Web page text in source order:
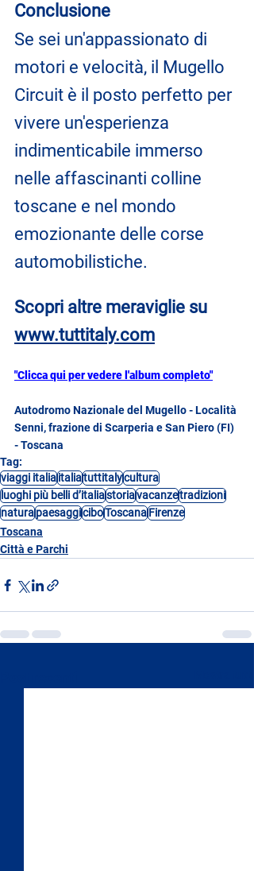
Conclusione
Se sei un'appassionato di
motori e velocità, il Mugello
Circuit è il posto perfetto per
vivere un'esperienza
indimenticabile immerso
nelle affascinanti colline
toscane e nel mondo
emozionante delle corse
automobilistiche.
Scopri altre meraviglie su
www.tuttitaly.com
"Clicca qui per vedere l'album completo"
Autodromo Nazionale del Mugello - Località
Senni, frazione di Scarperia e San Piero (FI)
- Toscana
Tag:
viaggi italiaitaliatuttitalycultura
luoghi più belli d’italiastoriavacanzetradizioni
naturapaesaggiciboToscanaFirenze
Toscana
Città e Parchi